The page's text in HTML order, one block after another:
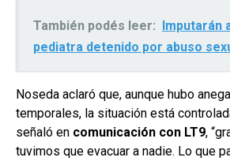
También podés leer: Imputarán
pediatra detenido por abuso
Noseda aclaró que, aunque hubo
temporales, la situación está
señaló en comunicación con LT9,
tuvimos que evacuar a nadie. Lo que